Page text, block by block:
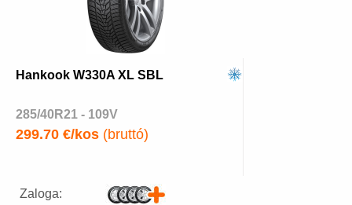
Hankook W330A XL SBL
285/40R21 - 109V
299.70 €/kos (bruttó)
Zaloga: